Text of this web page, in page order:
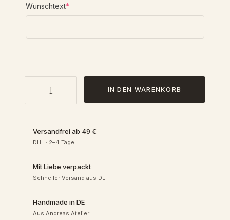
a
n
n
e
5
Wunschtext*
r
q
e
r
IN DEN WARENKORB
Versandfrei ab 49 €
DHL · 2–4 Tage
Mit Liebe verpackt
Schneller Versand aus DE
Handmade in DE
Aus Andreas Atelier